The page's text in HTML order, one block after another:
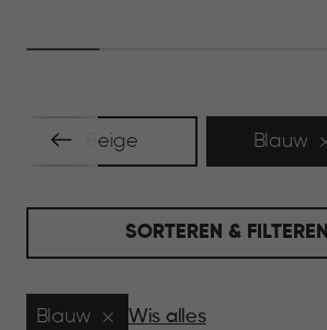
Beige Blauw
SORTEREN & FILTEREN
Blauw Wis alles